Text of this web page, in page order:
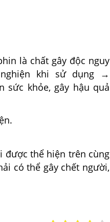
là chất gây độc nguy
khi sử dụng
→
sức khỏe, gây hậu quả
được thể hiện trên cùng
có thể gây chết người,